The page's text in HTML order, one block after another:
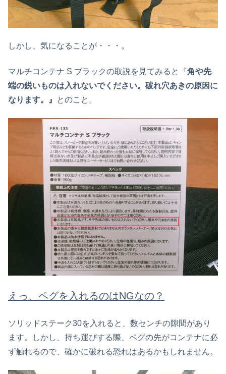
しかし、気になることが・・・。
マルチコンテナ S ブラックの取説を見てみると『角や先
端の鋭いものは入れないでください。破れ穴あきの原因に
なります。』
とのこと。
えっ、ペグを入れるのはNGなの？
ソリッドステーク30を入れると、数センチの隙間があり
ます。しかし、持ち運びする際、ペグの先がコンテナに必
ず触れるので、確かに破れる恐れはあるかもしれません。